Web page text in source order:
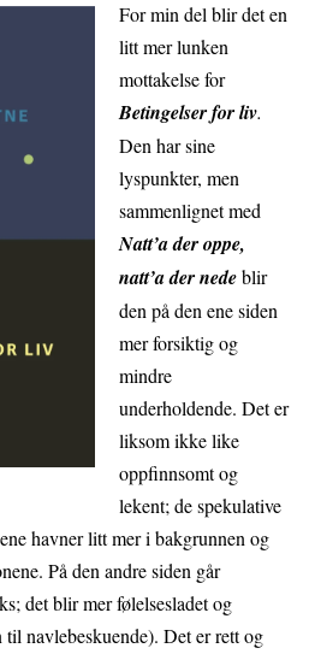
For min del blir det en
litt mer lunken
mottakelse for
Betingelser for liv.
Den har sine
lyspunkter, men
sammenlignet med
Natt’a der oppe,
natt’a der nede blir
den på den ene siden
mer forsiktig og
mindre
underholdende. Det er
liksom ikke like
oppfinnsomt og
lekent; de spekulative
havner litt mer i bakgrunnen og
På den andre siden går
det blir mer følelsesladet og
til navlebeskuende). Det er rett og